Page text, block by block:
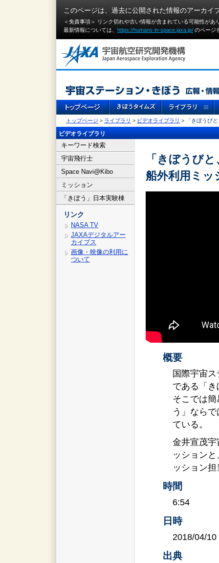
このページは、過去に公開された情報のアーカイ
＜免責事項＞ リンク切れや古い情報が含まれている可能性が
最新情報については、 https://humans-in-space.jaxa.jp/ のページ
トップページ > ライブラリ > ビデオライブラリ > 「きぼうび
ビデオライブラリ
キーワード検索
宇宙飛行士
Space Navi@Kibo
ミッション
「きぼう」日本実験棟
リンク
NASA TV
JAXAデジタルアー
カイブス
画像・映像の利用に
ついて
「きぼうび
船外利用ミッ
概要
国際宇宙
である「
そこでは
う」なら
ている。
金井宣茂
ッション
ッション
時間
6:54
日時
2018/04/10
出典